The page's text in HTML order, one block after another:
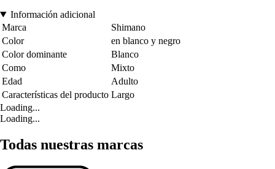
Información adicional
Marca
Shimano
Color
en blanco y negro
Color dominante
Blanco
Como
Mixto
Edad
Adulto
Características del producto Largo
Loading...
Loading...
Todas nuestras marcas